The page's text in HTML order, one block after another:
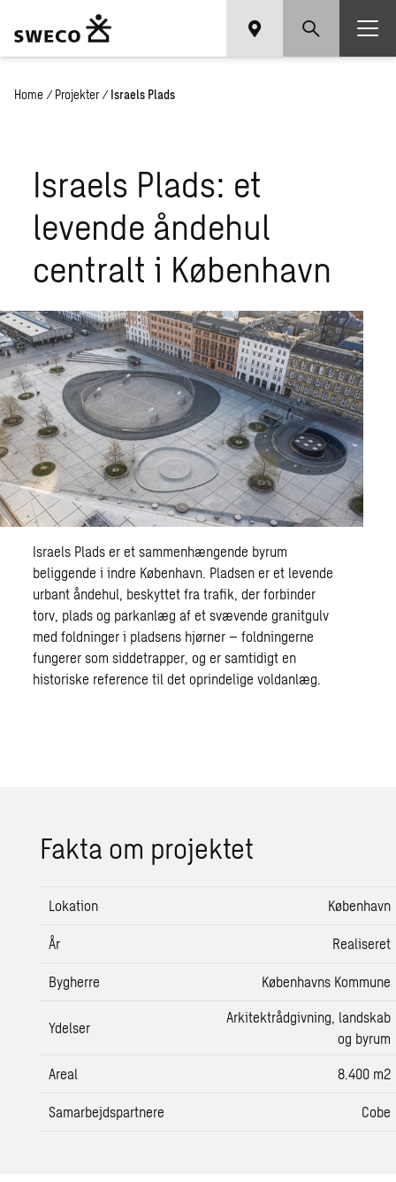
Home / Projekter / Israels Plads
Israels Plads: et
levende åndehul
centralt i København
Israels Plads er et sammenhængende byrum
beliggende i indre København. Pladsen er et levende
urbant åndehul, beskyttet fra trafik, der forbinder
torv, plads og parkanlæg af et svævende granitgulv
med foldninger i pladsens hjørner – foldningerne
fungerer som siddetrapper, og er samtidigt en
historiske reference til det oprindelige voldanlæg.
Fakta om pro­jek­tet
Lokation København
År Realiseret
Bygherre Københavns Kommune
Ydelser
Arkitektrådgivning, landskab
og byrum
Areal 8.400 m2
Samarbejdspartnere Cobe